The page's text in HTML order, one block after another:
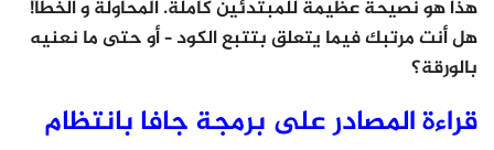
هذا هو نصيحة عظيمة للمبتدئين كاملة. المحاولة و الخطأ!
هل أنت مرتبك فيما يتعلق بتتبع الكود – أو حتى ما نعنيه
بالورقة؟
قراءة المصادر على برمجة جافا بانتظام